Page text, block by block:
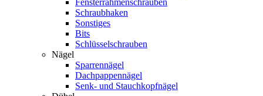
Fensterrahmenschrauben
Schraubhaken
Sonstiges
Bits
Schlüsselschrauben
Nägel
Sparrennägel
Dachpappennägel
Senk- und Stauchkopfnägel